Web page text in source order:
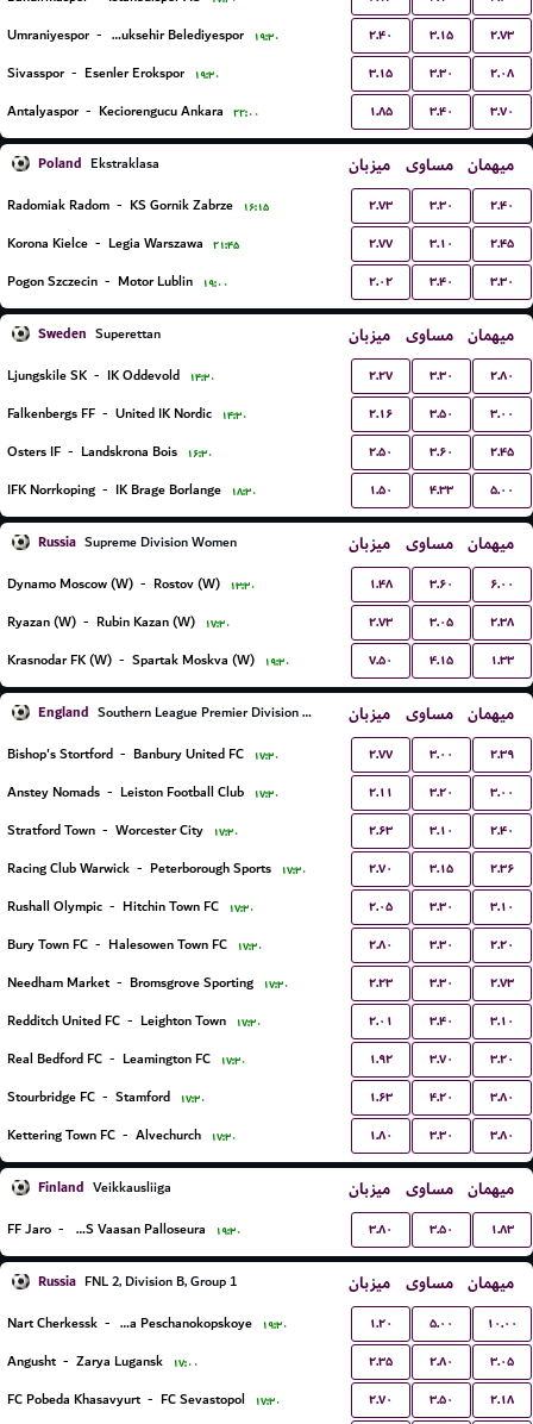
Umraniyespor - Mardin Buyuksehir Belediyespor ۱۹:۳۰ ۲.۴۰ ۳.۱۵ ۲.۷۳
Sivasspor - Esenler Erokspor ۱۹:۳۰ ۳.۱۵ ۳.۳۰ ۲.۰۸
Antalyaspor - Keciorengucu Ankara ۲۲:۰۰ ۱.۸۵ ۳.۴۰ ۳.۷۰
Poland Ekstraklasa میزبان مساوی میهمان
Radomiak Radom - KS Gornik Zabrze ۱۶:۱۵ ۲.۷۳ ۳.۳۰ ۲.۴۰
Korona Kielce - Legia Warszawa ۲۱:۴۵ ۲.۷۷ ۳.۱۰ ۲.۴۵
Pogon Szczecin - Motor Lublin ۱۹:۰۰ ۲.۰۲ ۳.۴۰ ۳.۳۰
Sweden Superettan میزبان مساوی میهمان
Ljungskile SK - IK Oddevold ۱۴:۳۰ ۲.۲۷ ۳.۳۰ ۲.۸۰
Falkenbergs FF - United IK Nordic ۱۴:۳۰ ۲.۱۶ ۳.۵۰ ۳.۰۰
Osters IF - Landskrona Bois ۱۶:۳۰ ۲.۵۰ ۳.۶۰ ۲.۴۵
IFK Norrkoping - IK Brage Borlange ۱۸:۳۰ ۱.۵۰ ۴.۳۳ ۵.۰۰
Russia Supreme Division Women میزبان مساوی میهمان
Dynamo Moscow (W) - Rostov (W) ۱۳:۳۰ ۱.۴۸ ۳.۶۰ ۶.۰۰
Ryazan (W) - Rubin Kazan (W) ۱۷:۳۰ ۲.۷۳ ۳.۰۵ ۲.۳۸
Krasnodar FK (W) - Spartak Moskva (W) ۱۹:۳۰ ۷.۵۰ ۴.۱۵ ۱.۳۳
England Southern League Premier Division Central میزبان مساوی میهمان
Bishop's Stortford - Banbury United FC ۱۷:۳۰ ۲.۷۷ ۳.۰۰ ۲.۳۹
Anstey Nomads - Leiston Football Club ۱۷:۳۰ ۲.۱۱ ۳.۲۰ ۳.۰۰
Stratford Town - Worcester City ۱۷:۳۰ ۲.۶۳ ۳.۱۰ ۲.۴۰
Racing Club Warwick - Peterborough Sports ۱۷:۳۰ ۲.۷۰ ۳.۱۵ ۲.۳۶
Rushall Olympic - Hitchin Town FC ۱۷:۳۰ ۲.۰۵ ۳.۳۰ ۳.۱۰
Bury Town FC - Halesowen Town FC ۱۷:۳۰ ۲.۸۰ ۳.۳۰ ۲.۲۰
Needham Market - Bromsgrove Sporting ۱۷:۳۰ ۲.۲۳ ۳.۳۰ ۲.۷۳
Redditch United FC - Leighton Town ۱۷:۳۰ ۲.۰۱ ۳.۴۰ ۳.۱۰
Real Bedford FC - Leamington FC ۱۷:۳۰ ۱.۹۲ ۳.۷۰ ۳.۲۰
Stourbridge FC - Stamford ۱۷:۳۰ ۱.۶۳ ۴.۲۰ ۳.۸۰
Kettering Town FC - Alvechurch ۱۷:۳۰ ۱.۸۰ ۳.۳۰ ۳.۸۰
Finland Veikkausliiga میزبان مساوی میهمان
FF Jaro - VPS Vaasan Palloseura ۱۹:۳۰ ۳.۸۰ ۳.۵۰ ۱.۸۳
Russia FNL 2, Division B, Group 1 میزبان مساوی میهمان
Nart Cherkessk - FC Chayka Peschanokopskoye ۱۹:۳۰ ۱.۲۰ ۵.۰۰ ۱۰.۰۰
Angusht - Zarya Lugansk ۱۷:۰۰ ۲.۳۵ ۲.۸۰ ۳.۰۵
FC Pobeda Khasavyurt - FC Sevastopol ۱۷:۳۰ ۲.۷۰ ۳.۵۰ ۲.۱۸